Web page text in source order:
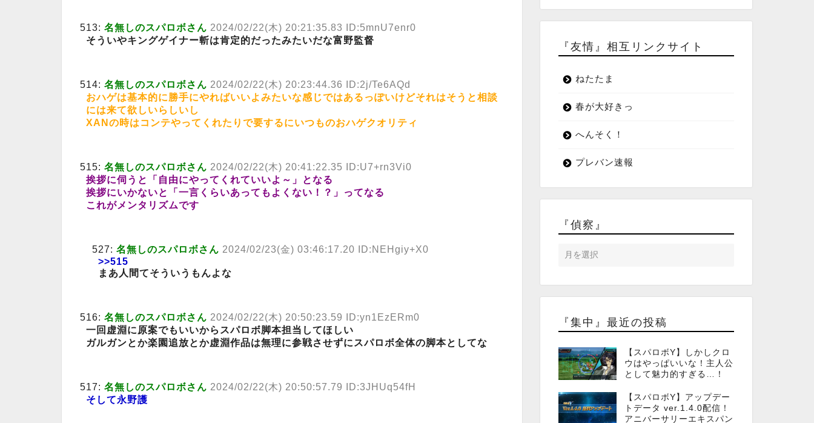
513: 名無しのスパロボさん 2024/02/22(木) 20:21:35.83 ID:5mnU7enr0
そういやキングゲイナー斬は肯定的だったみたいだな富野監督
514: 名無しのスパロボさん 2024/02/22(木) 20:23:44.36 ID:2j/Te6AQd
おハゲは基本的に勝手にやればいいよみたいな感じではあるっぽいけどそれはそうと相談
には来て欲しいらしいし
XANの時はコンテやってくれたりで要するにいつものおハゲクオリティ
515: 名無しのスパロボさん 2024/02/22(木) 20:41:22.35 ID:U7+rn3Vi0
挨拶に伺うと「自由にやってくれていいよ～」となる
挨拶にいかないと「一言くらいあってもよくない！？」ってなる
これがメンタリズムです
527: 名無しのスパロボさん 2024/02/23(金) 03:46:17.20 ID:NEHgiy+X0
>>515
まあ人間てそういうもんよな
516: 名無しのスパロボさん 2024/02/22(木) 20:50:23.59 ID:yn1EzERm0
一回虚淵に原案でもいいからスパロボ脚本担当してほしい
ガルガンとか楽園追放とか虚淵作品は無理に参戦させずにスパロボ全体の脚本としてな
517: 名無しのスパロボさん 2024/02/22(木) 20:50:57.79 ID:3JHUq54fH
そして永野護
『友情』相互リンクサイト
ねたたま
春が大好きっ
へんそく！
プレバン速報
『偵察』
『集中』最近の投稿
【スパロボY】しかしクロ
ウはやっぱいいな！主人公
として魅力的すぎる…！
【スパロボY】アップデー
トデータ ver.1.4.0配信！
アニバーサリーエキスパン